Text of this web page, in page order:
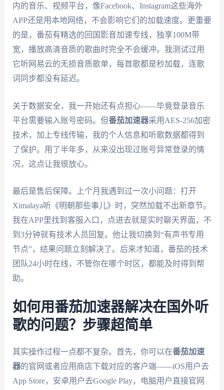
内的音乐、视频平台，像Facebook、Instagram这些海外
APP还是用本地网络，不会影响它们的加载速度。更重要
的是，番茄有精选的回国影音加速专线，独享100M带
宽，播放高清音质的歌曲时完全不会缓冲。我测试过用
它听网易云的无损音质歌单，每首歌都是秒加载，连歌
词同步都没有延迟。
关于数据安全，我一开始还有点担心——毕竟登录音乐
平台需要输入账号密码。但番茄加速器采用AES-256加密
技术，加上专线传输，我的个人信息和听歌数据都得到
了保护。用了半年多，从来没出现过账号异常登录的情
况，这点让我很放心。
最后是售后保障。上个月我遇到过一次小问题：打开
Ximalaya听《明朝那些事儿》时，突然加载不出新章节。
我在APP里找到客服入口，点进去就是实时聊天界面，不
到3分钟就有技术人员回复。他让我切换到“有声书专用
节点”，结果问题立刻解决了。后来才知道，番茄的技术
团队24小时在线，不管你在哪个时区，都能及时得到帮
助。
如何用番茄加速器解决在国外听
歌的问题？步骤超简单
其实操作过程一点都不复杂。首先，你可以在番茄加速
器的官网或者应用商店下载对应的客户端——iOS用户去
App Store，安卓用户去Google Play，电脑用户直接官网